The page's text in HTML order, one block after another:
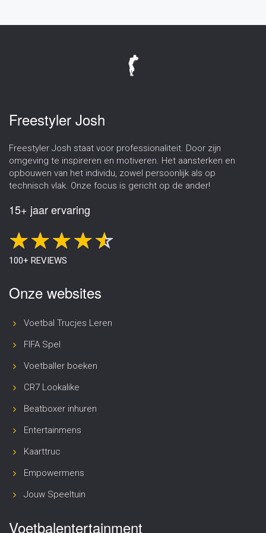
Begeleiding en positieve
aandacht
Freestyler Josh
Freestyler Josh staat voor professionaliteit. Door zijn
omgeving te inspireren en motiveren. Het aansterken en
opbouwen van het individu, zowel persoonlijk als op
technisch vlak. Onze focus is gericht op de ander!
15+ jaar ervaring
100+ REVIEWS
Onze websites
Voetbal Trucjes Leren
FIFA Spel
Voetballer boeken
CR7 Lookalike
Beatboxer inhuren
Entertainmens
Kaarttruc
Empowermens
Jouw Speeltuin
Voetbalentertainment